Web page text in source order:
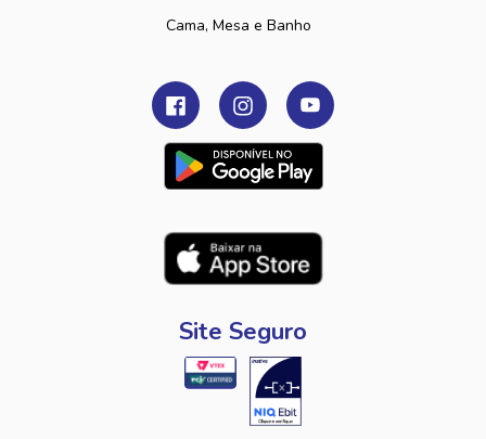
Cama, Mesa e Banho
Site Seguro